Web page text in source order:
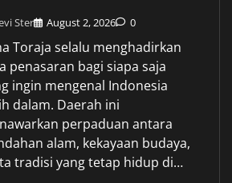
Ster August 2, 2026 0
Toraja selalu menghadirkan
penasaran bagi siapa saja
ingin mengenal Indonesia
dalam. Daerah ini
perpaduan antara
alam, kekayaan budaya,
tradisi yang tetap hidup di…